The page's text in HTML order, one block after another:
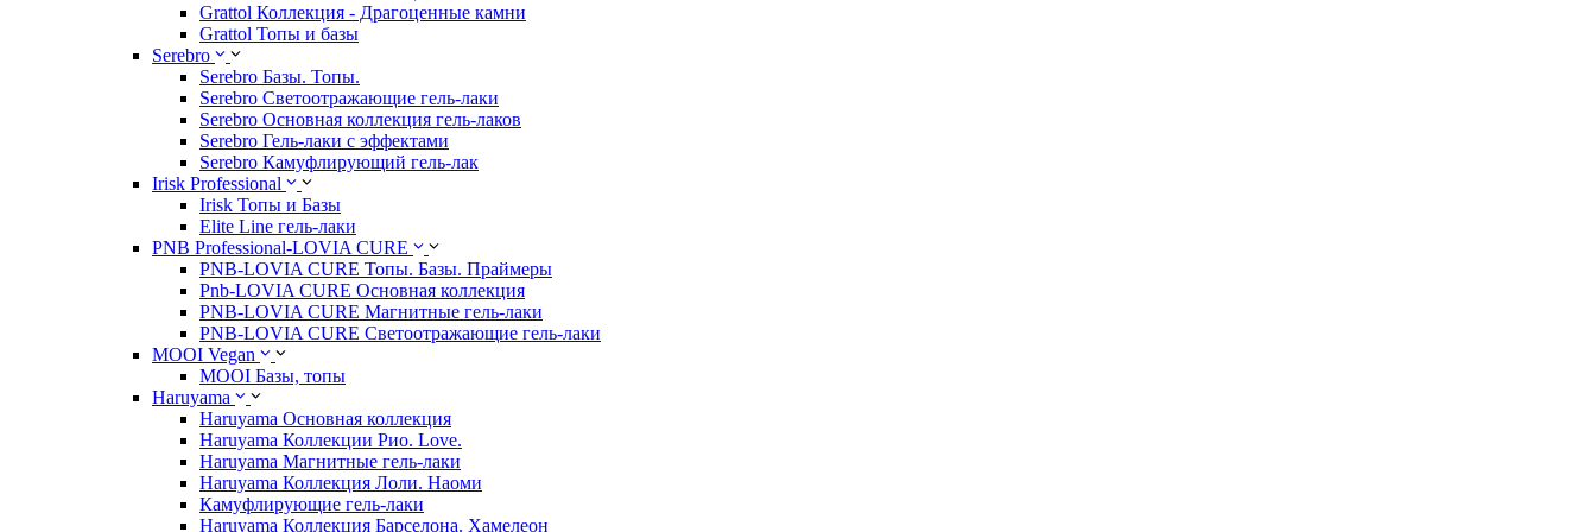
Grattol Коллекция - Драгоценные камни
Grattol Топы и базы
Serebro
Serebro Базы. Топы.
Serebro Светоотражающие гель-лаки
Serebro Основная коллекция гель-лаков
Serebro Гель-лаки с эффектами
Serebro Камуфлирующий гель-лак
Irisk Professional
Irisk Топы и Базы
Elite Line гель-лаки
PNB Professional-LOVIA CURE
PNB-LOVIA CURE Топы. Базы. Праймеры
Pnb-LOVIA CURE Основная коллекция
PNB-LOVIA CURE Магнитные гель-лаки
PNB-LOVIA CURE Cветоотражающие гель-лаки
MOOI Vegan
MOOI Базы, топы
Haruyama
Haruyama Основная коллекция
Haruyama Коллекции Рио. Love.
Haruyama Магнитные гель-лаки
Haruyama Коллекция Лоли. Наоми
Камуфлирующие гель-лаки
Haruyama Коллекция Барселона. Хамелеон